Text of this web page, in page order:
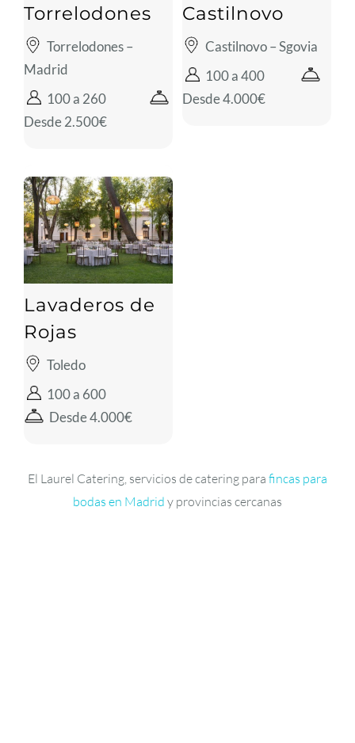
Torrelodones
Torrelodones –
Madrid
100 a 260
Desde 2.500€
Castilnovo
Castilnovo – Sgovia
100 a 400
Desde 4.000€
Lavaderos de
Rojas
Toledo
100 a 600
Desde 4.000€
El Laurel Catering, servicios de catering para fincas para
bodas en Madrid y provincias cercanas